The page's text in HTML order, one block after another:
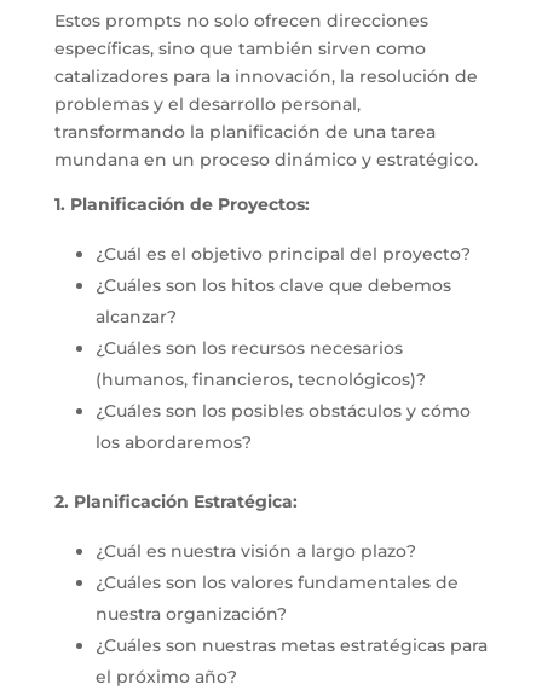
Estos prompts no solo ofrecen direcciones
específicas, sino que también sirven como
catalizadores para la innovación, la resolución de
problemas y el desarrollo personal,
transformando la planificación de una tarea
mundana en un proceso dinámico y estratégico.
1. Planificación de Proyectos:
¿Cuál es el objetivo principal del proyecto?
¿Cuáles son los hitos clave que debemos
alcanzar?
¿Cuáles son los recursos necesarios
(humanos, financieros, tecnológicos)?
¿Cuáles son los posibles obstáculos y cómo
los abordaremos?
2. Planificación Estratégica:
¿Cuál es nuestra visión a largo plazo?
¿Cuáles son los valores fundamentales de
nuestra organización?
¿Cuáles son nuestras metas estratégicas para
el próximo año?